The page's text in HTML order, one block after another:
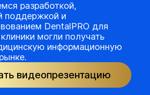
разработкой,
поддержкой и
DentalPRO для
могли получать
информационную
видеопрезентацию